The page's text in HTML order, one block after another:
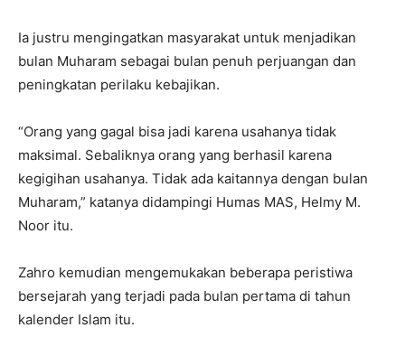
Ia justru mengingatkan masyarakat untuk menjadikan
bulan Muharam sebagai bulan penuh perjuangan dan
peningkatan perilaku kebajikan.
“Orang yang gagal bisa jadi karena usahanya tidak
maksimal. Sebaliknya orang yang berhasil karena
kegigihan usahanya. Tidak ada kaitannya dengan bulan
Muharam,” katanya didampingi Humas MAS, Helmy M.
Noor itu.
Zahro kemudian mengemukakan beberapa peristiwa
bersejarah yang terjadi pada bulan pertama di tahun
kalender Islam itu.